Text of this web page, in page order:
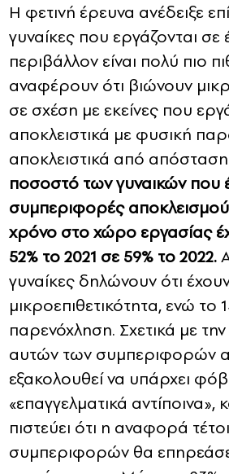
Η φετινή έρευνα ανέδειξε
γυναίκες που εργάζονται σε
περιβάλλον είναι πολύ πιο
αναφέρουν ότι βιώνουν
σε σχέση με εκείνες που
αποκλειστικά με φυσική
αποκλειστικά από
ποσοστό των γυναικών που
συμπεριφορές
χρόνο στο χώρο εργασίας
52% το 2021 σε 59% το 2022.
γυναίκες δηλώνουν ότι
μικροεπιθετικότητα, ενώ το
παρενόχληση. Σχετικά με την
αυτών των συμπεριφορών
εξακολουθεί να υπάρχει
«επαγγελματικά αντίποινα»,
πιστεύει ότι η αναφορά
συμπεριφορών θα